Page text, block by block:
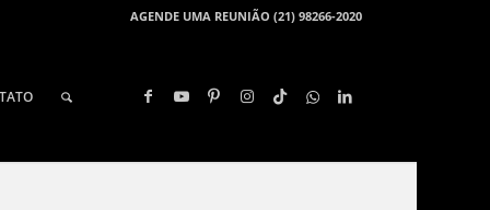
AGENDE UMA REUNIÃO (21) 98266-2020